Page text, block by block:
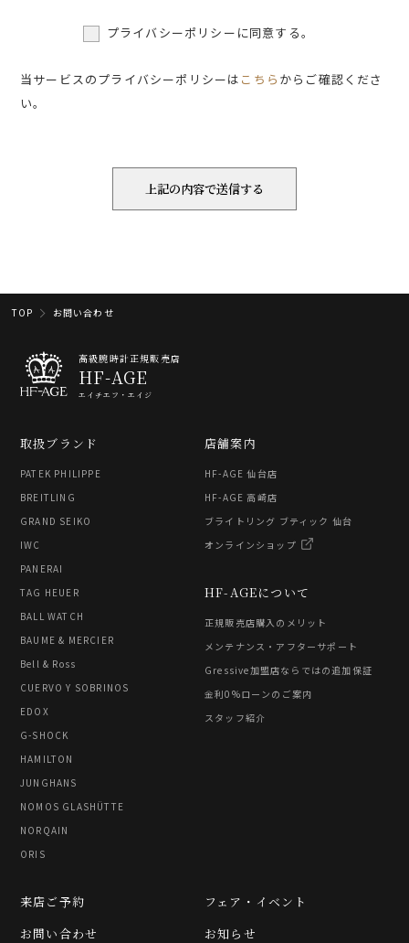
プライバシーポリシーに同意する。
当サービスのプライバシーポリシーは こちら からご確認くださ
い。
TOP お問い合わせ
高級腕時計正規販売店
HF-AGE
エイチエフ・エイジ
取扱ブランド
PATEK PHILIPPE
BREITLING
GRAND SEIKO
IWC
PANERAI
TAG HEUER
BALL WATCH
BAUME & MERCIER
Bell & Ross
CUERVO Y SOBRINOS
EDOX
G-SHOCK
HAMILTON
JUNGHANS
NOMOS GLASHÜTTE
NORQAIN
ORIS
HF-AGEについて
正規販売店購入のメリット
メンテナンス・アフターサポート
Gressive加盟店ならではの追加保証
金利0%ローンのご案内
スタッフ紹介
店舗案内
HF-AGE 仙台店
HF-AGE 高崎店
ブライトリング ブティック 仙台
オンラインショップ
フェア・イベント
お知らせ
来店ご予約
お問い合わせ